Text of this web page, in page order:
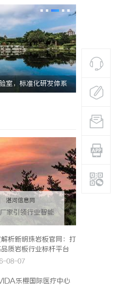
配眼镜 泰山
高地
湛河信息网
家引领行业智能
新趋势
析新明珠岩板官网：打
质岩板行业标杆平台
08-07
乐樱国际医疗中心